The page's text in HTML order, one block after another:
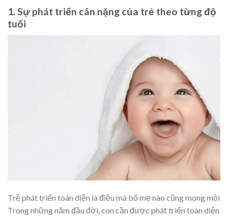
1. Sự phát triển cân nặng của trẻ theo từng độ
tuổi
Trẻ phát triển toàn diện là điều mà bố mẹ nào cũng mong mỏi
Trong những năm đầu đời, con cần được phát triển toàn diện